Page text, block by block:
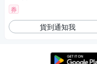
券
貨到通知我